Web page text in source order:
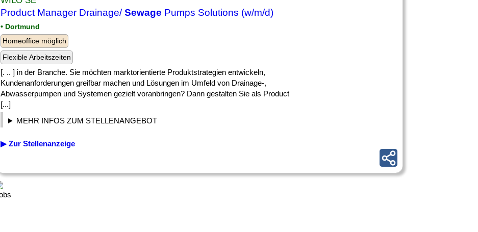
Product Manager Drainage/Sewage Pumps Solutions (w/m/d)
• Dortmund
Homeoffice möglich
Flexible Arbeitszeiten
[. .. ] in der Branche. Sie möchten marktorientierte Produktstrategien entwickeln,
Kundenanforderungen greifbar machen und Lösungen im Umfeld von Drainage-,
Abwasserpumpen und Systemen gezielt voranbringen? Dann gestalten Sie als Product
[...]
MEHR INFOS ZUM STELLENANGEBOT
▶ Zur Stellenanzeige